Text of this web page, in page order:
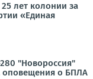
лет колонии за
«Единая
"Новороссия"
оповещения о БПЛА